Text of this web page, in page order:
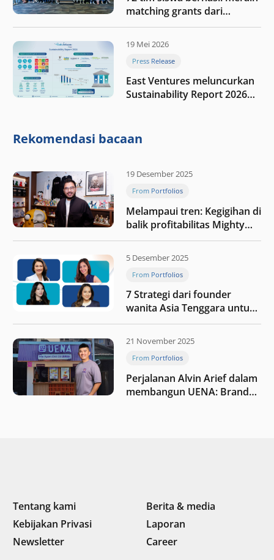
matching grants dari
program My First $1000
19 Mei 2026
Press Release
East Ventures meluncurkan
Sustainability Report 2026
nilai melalui kedisiplinan”
Rekomendasi bacaan
19 Desember 2025
From Portfolios
Melampaui tren: Kegigihan di
balik profitabilitas Mighty
Jaxx
5 Desember 2025
From Portfolios
7 Strategi dari founder
wanita Asia Tenggara untuk
tetap relevan di tengah
perubahan dunia
perdagangan
21 November 2025
From Portfolios
Perjalanan Alvin Arief dalam
membangun UENA : Brand
Tentang kami
Berita & media
Kebijakan Privasi
Laporan
Newsletter
Career